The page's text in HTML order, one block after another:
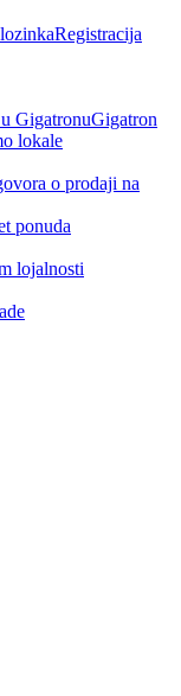
Registracija
GigatronuGigatron
lokale
o prodaji na
ponuda
lojalnosti